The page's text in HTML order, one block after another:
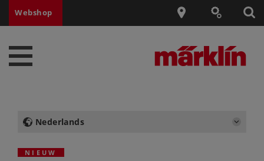
Webshop
Nederlands
NIEUW